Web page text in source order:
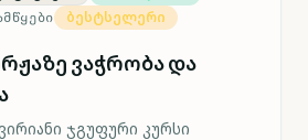
ბესტსელერი
ვაჭრობა და
ჯგუფური კურსი